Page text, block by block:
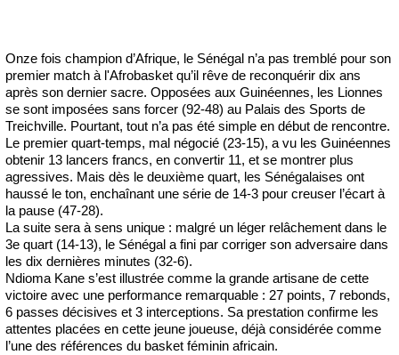
Onze fois champion d’Afrique, le Sénégal n’a pas tremblé pour son
premier match à l'Afrobasket qu’il rêve de reconquérir dix ans
après son dernier sacre. Opposées aux Guinéennes, les Lionnes
se sont imposées sans forcer (92-48) au Palais des Sports de
Treichville. Pourtant, tout n’a pas été simple en début de rencontre.
Le premier quart-temps, mal négocié (23-15), a vu les Guinéennes
obtenir 13 lancers francs, en convertir 11, et se montrer plus
agressives. Mais dès le deuxième quart, les Sénégalaises ont
haussé le ton, enchaînant une série de 14-3 pour creuser l’écart à
la pause (47-28).
La suite sera à sens unique : malgré un léger relâchement dans le
3e quart (14-13), le Sénégal a fini par corriger son adversaire dans
les dix dernières minutes (32-6).
Ndioma Kane s’est illustrée comme la grande artisane de cette
victoire avec une performance remarquable : 27 points, 7 rebonds,
6 passes décisives et 3 interceptions. Sa prestation confirme les
attentes placées en cette jeune joueuse, déjà considérée comme
l’une des références du basket féminin africain.